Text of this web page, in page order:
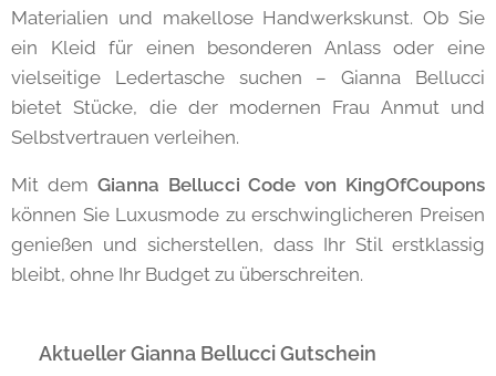
Materialien und makellose Handwerkskunst. Ob Sie
ein Kleid für einen besonderen Anlass oder eine
vielseitige Ledertasche suchen – Gianna Bellucci
bietet Stücke, die der modernen Frau Anmut und
Selbstvertrauen verleihen.
Mit dem Gianna Bellucci Code von KingOfCoupons
können Sie Luxusmode zu erschwinglicheren Preisen
genießen und sicherstellen, dass Ihr Stil erstklassig
bleibt, ohne Ihr Budget zu überschreiten.
🔥 Aktueller Gianna Bellucci Gutschein